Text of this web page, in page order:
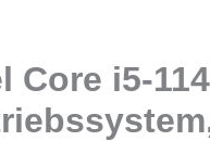
i5-